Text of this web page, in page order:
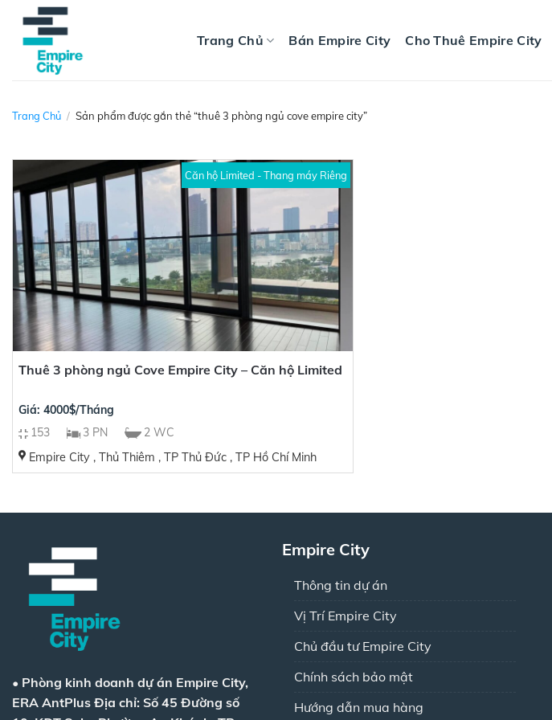
content
Trang Chủ Bán Empire City Cho Thuê Empire City
Trang Chủ / Sản phẩm được gắn thẻ “thuê 3 phòng ngủ cove empire city”
Căn hộ Limited - Thang máy Riêng
Thuê 3 phòng ngủ Cove Empire City – Căn hộ Limited
Giá: 4000$/Tháng
153
3 PN
2 WC
Empire City , Thủ Thiêm , TP Thủ Đức , TP Hồ Chí Minh
• Phòng kinh doanh dự án Empire City,
ERA AntPlus Địa chỉ: Số 45 Đường số
Empire City
Thông tin dự án
Vị Trí Empire City
Chủ đầu tư Empire City
Chính sách bảo mật
Hướng dẫn mua hàng